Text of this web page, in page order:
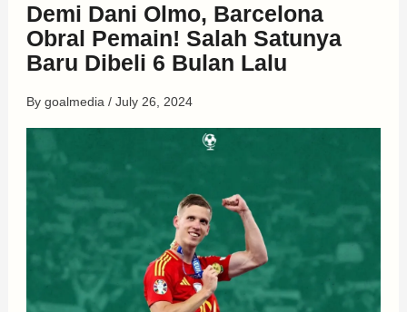
Demi Dani Olmo, Barcelona
Obral Pemain! Salah Satunya
Baru Dibeli 6 Bulan Lalu
By goalmedia / July 26, 2024